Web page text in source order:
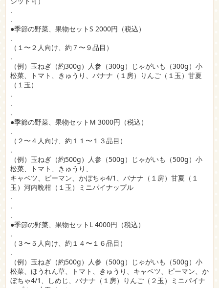
.
.
●季節の野菜、果物セットS 2000円（税込）
.
（１〜２人向け、約７〜９品目）
.
（例）玉ねぎ（約300g）人参（300g）じゃがいも（300g）小
松菜、トマト、きゅうり、バナナ（１房）りんご（１玉）甘夏
（１玉）
.
.
.
●季節の野菜、果物セットM 3000円（税込）
.
（２〜４人向け、約１１〜１３品目）
.
（例）玉ねぎ（約500g）人参（500g）じゃがいも（500g）小
松菜、トマト、きゅうり、
キャベツ、ピーマン、かぼちゃ4/1、バナナ（１房）甘夏（１
玉）河内晩柑（１玉）ミニパイナップル
.
.
.
●季節の野菜、果物セットL 4000円（税込）
.
（３〜５人向け、約１４〜１６品目）
.
（例）玉ねぎ（約500g）人参（500g）じゃがいも（500g）小
松菜、ほうれん草、トマト、きゅうり、キャベツ、ピーマン、か
ぼちゃ4/1、しめじ、バナナ（１房）りんご（２玉）ミニパイナ